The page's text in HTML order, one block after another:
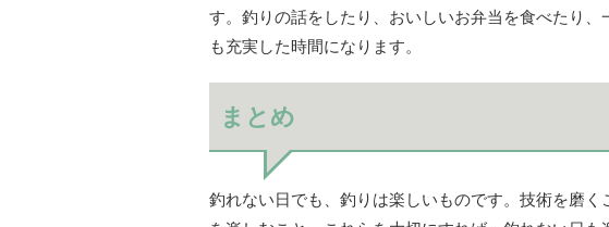
す。釣りの話をしたり、おいしいお弁当を食べたり
も充実した時間になります。
まとめ
釣れない日でも、釣りは楽しいものです。技術を磨